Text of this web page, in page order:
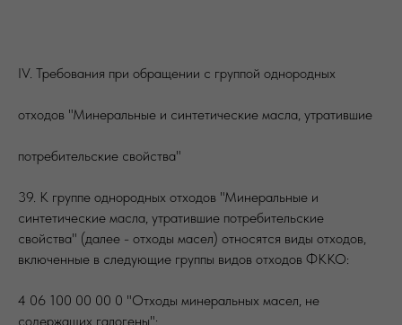
IV. Требования при обращении с группой однородных
отходов "Минеральные и синтетические масла, утратившие
потребительские свойства"
39. К группе однородных отходов "Минеральные и
синтетические масла, утратившие потребительские
свойства" (далее - отходы масел) относятся виды отходов,
включенные в следующие группы видов отходов ФККО:
4 06 100 00 00 0 "Отходы минеральных масел, не
содержащих галогены";